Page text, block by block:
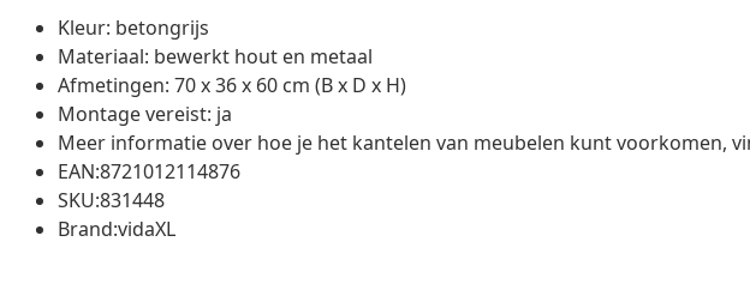
Kleur: betongrijs
Materiaal: bewerkt hout en metaal
Afmetingen: 70 x 36 x 60 cm (B x D x H)
Montage vereist: ja
Meer informatie over hoe je het kantelen van meubelen kunt voorkomen,
EAN:8721012114876
SKU:831448
Brand:vidaXL